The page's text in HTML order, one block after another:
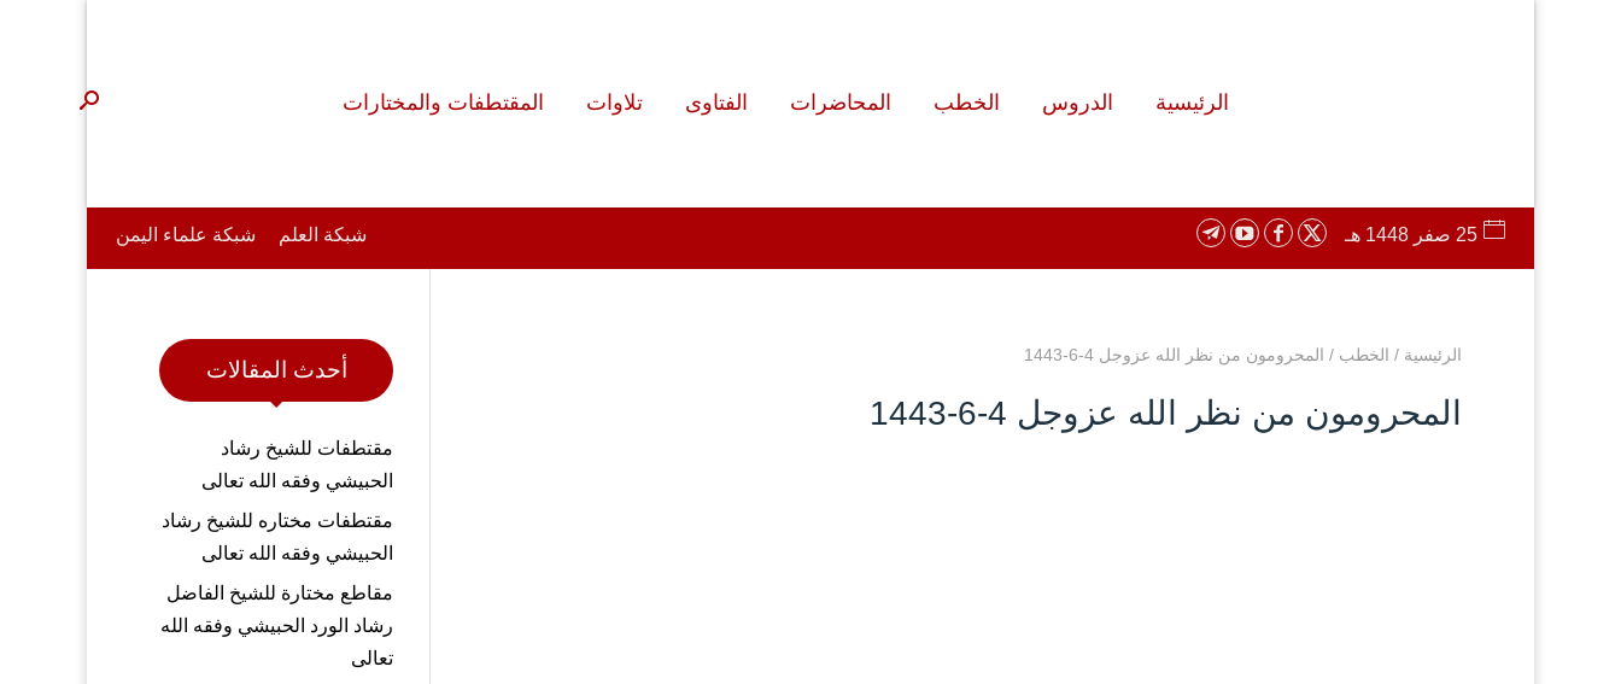
الرئيسية الدروس الخطب المحاضرات الفتاوى تلاوات المقتطفات والمختارات
25 صفر 1448 هـ شبكة العلم شبكة علماء اليمن
الرئيسية / الخطب / المحرومون من نظر الله عزوجل 4-6-1443
المحرومون من نظر الله عزوجل 4-6-1443
أحدث المقالات
مقتطفات للشيخ رشاد
الحبيشي وفقه الله تعالى
مقتطفات مختاره للشيخ رشاد
الحبيشي وفقه الله تعالى
مقاطع مختارة للشيخ الفاضل
رشاد الورد الحبيشي وفقه الله
تعالى